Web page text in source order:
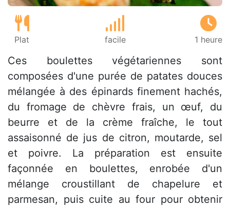
Plat facile 1 heure
Ces boulettes végétariennes sont
composées d'une purée de patates douces
mélangée à des épinards finement hachés,
du fromage de chèvre frais, un œuf, du
beurre et de la crème fraîche, le tout
assaisonné de jus de citron, moutarde, sel
et poivre. La préparation est ensuite
façonnée en boulettes, enrobée d'un
mélange croustillant de chapelure et
parmesan, puis cuite au four pour obtenir